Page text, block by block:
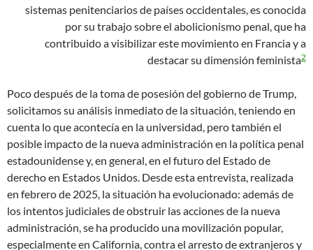
sistemas penitenciarios de países occidentales, es conocida
por su trabajo sobre el abolicionismo penal, que ha
contribuido a visibilizar este movimiento en Francia y a
destacar su dimensión feminista2
Poco después de la toma de posesión del gobierno de Trump,
solicitamos su análisis inmediato de la situación, teniendo en
cuenta lo que acontecía en la universidad, pero también el
posible impacto de la nueva administración en la política penal
estadounidense y, en general, en el futuro del Estado de
derecho en Estados Unidos. Desde esta entrevista, realizada
en febrero de 2025, la situación ha evolucionado: además de
los intentos judiciales de obstruir las acciones de la nueva
administración, se ha producido una movilización popular,
especialmente en California, contra el arresto de extranjeros y